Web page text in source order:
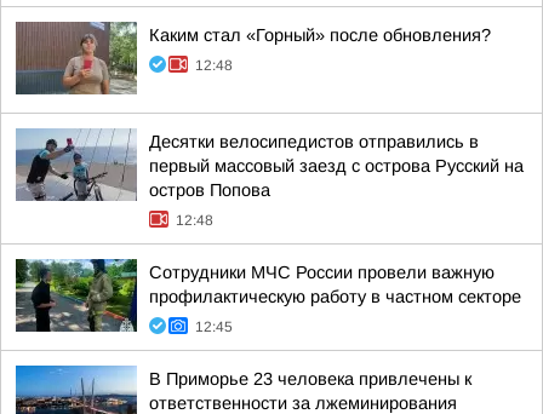
Каким стал «Горный» после обновления?
12:48
Десятки велосипедистов отправились в
первый массовый заезд с острова Русский на
остров Попова
12:48
Сотрудники МЧС России провели важную
профилактическую работу в частном секторе
12:45
В Приморье 23 человека привлечены к
ответственности за лжеминирования